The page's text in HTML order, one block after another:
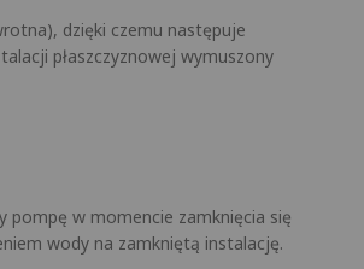
dzięki czemu następuje
płaszczyznowej wymuszony
pompę w momencie zamknięcia się
wody na zamkniętą instalację.